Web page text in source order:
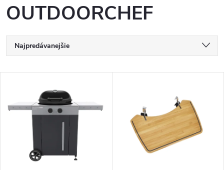
OUTDOORCHEF
R
a
Najpredávanejšie
Abecedne
ý